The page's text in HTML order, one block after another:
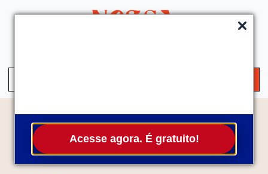
Acesse agora. É gratuito!
Temas